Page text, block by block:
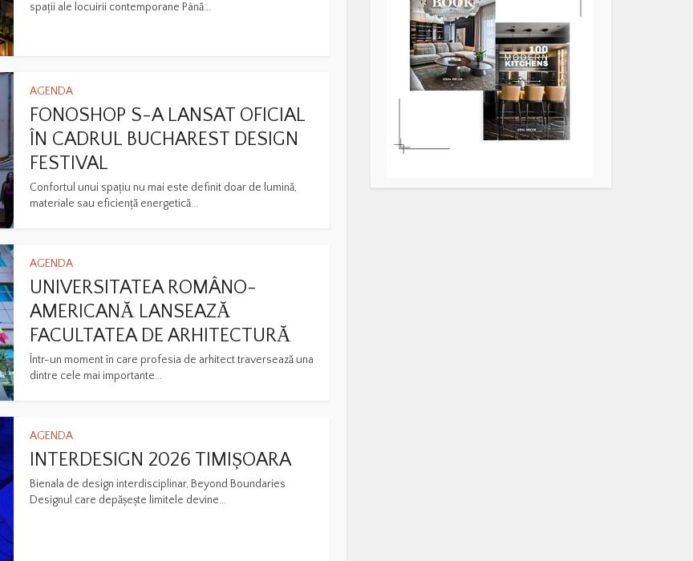
spații ale locuirii contemporane Până...
AGENDA
FONOSHOP S-A LANSAT OFICIAL
ÎN CADRUL BUCHAREST DESIGN
FESTIVAL
Confortul unui spațiu nu mai este definit doar de lumină,
materiale sau eficiență energetică...
AGENDA
UNIVERSITATEA ROMÂNO-
AMERICANĂ LANSEAZĂ
FACULTATEA DE ARHITECTURĂ
Într-un moment în care profesia de arhitect traversează una
dintre cele mai importante...
AGENDA
INTERDESIGN 2026 TIMIȘOARA
Bienala de design interdisciplinar, Beyond Boundaries
Designul care depășește limitele devine...